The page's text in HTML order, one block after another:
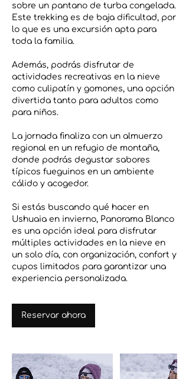
sobre un pantano de turba congelada.
Este trekking es de baja dificultad, por
lo que es una excursión apta para
toda la familia.
Además, podrás disfrutar de
actividades recreativas en la nieve
como culipatín y gomones, una opción
divertida tanto para adultos como
para niños.
La jornada finaliza con un almuerzo
regional en un refugio de montaña,
donde podrás degustar sabores
típicos fueguinos en un ambiente
cálido y acogedor.
Si estás buscando qué hacer en
Ushuaia en invierno, Panorama Blanco
es una opción ideal para disfrutar
múltiples actividades en la nieve en
un solo día, con organización, confort y
cupos limitados para garantizar una
experiencia personalizada.
Reservar ahora